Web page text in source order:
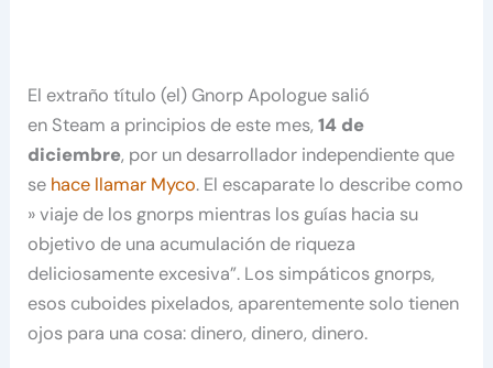
El extraño título (el) Gnorp Apologue salió
en Steam a principios de este mes,14 de
diciembre, por un desarrollador independiente que
se hace llamar Myco. El escaparate lo describe como
» viaje de los gnorps mientras los guías hacia su
objetivo de una acumulación de riqueza
deliciosamente excesiva”. Los simpáticos gnorps,
esos cuboides pixelados, aparentemente solo tienen
ojos para una cosa: dinero, dinero, dinero.